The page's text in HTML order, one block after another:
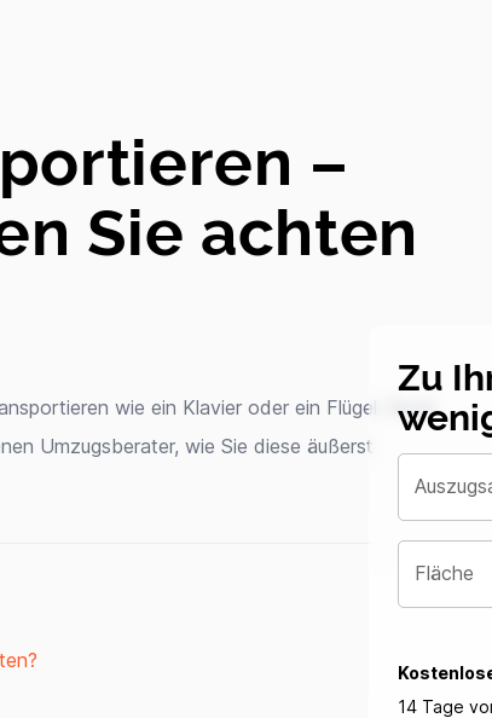
–
Sie achten
wie ein Klavier oder ein Flügel. Doch
Umzugsberater, wie Sie diese äußerst
Zu
Fläche
14 Tage